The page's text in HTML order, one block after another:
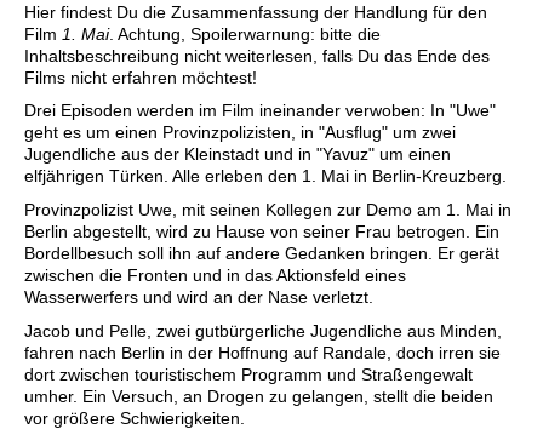
Hier findest Du die Zusammenfassung der Handlung für den
Film 1. Mai. Achtung, Spoilerwarnung: bitte die
Inhaltsbeschreibung nicht weiterlesen, falls Du das Ende des
Films nicht erfahren möchtest!
Drei Episoden werden im Film ineinander verwoben: In "Uwe"
geht es um einen Provinzpolizisten, in "Ausflug" um zwei
Jugendliche aus der Kleinstadt und in "Yavuz" um einen
elfjährigen Türken. Alle erleben den 1. Mai in Berlin-Kreuzberg.
Provinzpolizist Uwe, mit seinen Kollegen zur Demo am 1. Mai in
Berlin abgestellt, wird zu Hause von seiner Frau betrogen. Ein
Bordellbesuch soll ihn auf andere Gedanken bringen. Er gerät
zwischen die Fronten und in das Aktionsfeld eines
Wasserwerfers und wird an der Nase verletzt.
Jacob und Pelle, zwei gutbürgerliche Jugendliche aus Minden,
fahren nach Berlin in der Hoffnung auf Randale, doch irren sie
dort zwischen touristischem Programm und Straßengewalt
umher. Ein Versuch, an Drogen zu gelangen, stellt die beiden
vor größere Schwierigkeiten.